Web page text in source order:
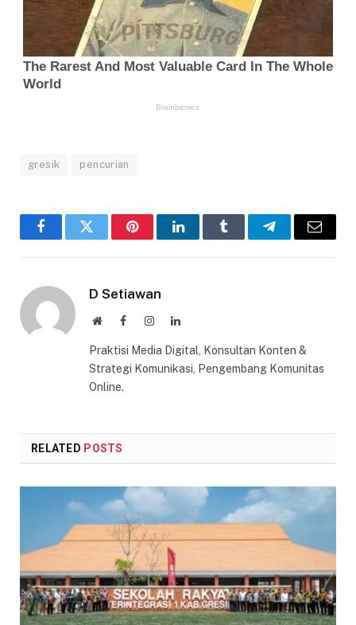
gresik pencurian
FacebookTwitter PinterestLinkedInTumblr TelegramEmail
D Setiawan
WebsiteFacebookInstagramLinkedIn
Praktisi Media Digital, Konsultan Konten &
Strategi Komunikasi, Pengembang Komunitas
Online.
RELATED POSTS